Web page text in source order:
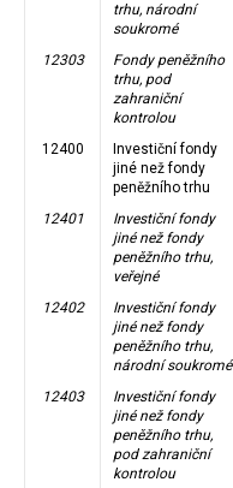
trhu, národní
soukromé
12303
Fondy peněžního
trhu, pod
zahraniční
kontrolou
12400
Investiční fondy
jiné než fondy
peněžního trhu
12401
Investiční fondy
jiné než fondy
peněžního trhu,
veřejné
12402
Investiční fondy
jiné než fondy
peněžního trhu,
národní soukromé
12403
Investiční fondy
jiné než fondy
peněžního trhu,
pod zahraniční
kontrolou